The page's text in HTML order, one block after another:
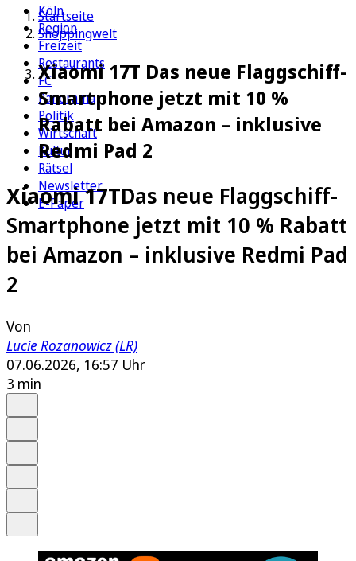
Köln
Region
Freizeit
Restaurants
FC
Panorama
Politik
Wirtschaft
Kultur
Rätsel
Newsletter
E-Paper
Startseite
Shoppingwelt
Xiaomi 17T Das neue Flaggschiff-
Smartphone jetzt mit 10 %
Rabatt bei Amazon – inklusive
Redmi Pad 2
Xiaomi 17TDas neue Flaggschiff-
Smartphone jetzt mit 10 % Rabatt
bei Amazon – inklusive Redmi Pad
2
Von
Lucie Rozanowicz (LR)
07.06.2026, 16:57 Uhr
3 min